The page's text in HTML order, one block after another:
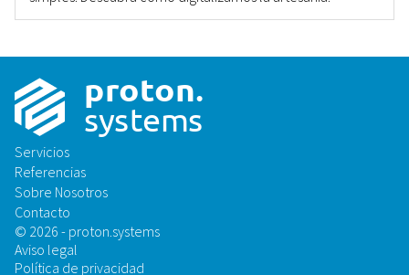
proton.
systems
Servicios
Referencias
Sobre Nosotros
Contacto
© 2026 - proton.systems
Aviso legal
Política de privacidad